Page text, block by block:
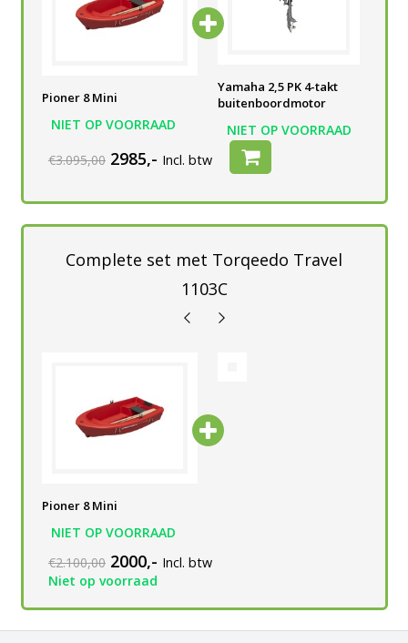
Pioner 8 Mini
NIET OP VOORRAAD
buitenboordmotor
NIET OP VOORRAAD
Yamaha 2,5 PK 4-takt
buitenboordmotor
NIET OP VOORRAAD
€3.095,00 2985,- Incl. btw
Complete set met Torqeedo Travel
1103C
Pioner 8 Mini
NIET OP VOORRAAD
€2.100,00 2000,- Incl. btw
Niet op voorraad